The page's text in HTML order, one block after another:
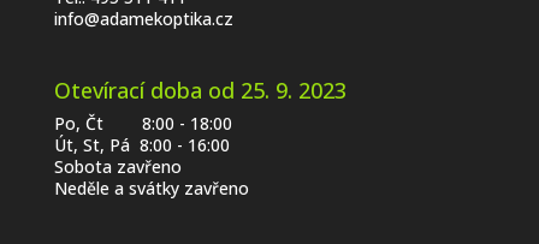
info@adamekoptika.cz
Otevírací doba od 25. 9. 2023
Po, Čt 8:00 - 18:00
Út, St, Pá 8:00 - 16:00
Sobota zavřeno
Neděle a svátky zavřeno